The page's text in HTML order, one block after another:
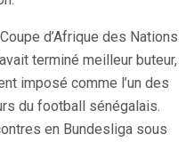
d’Afrique des Nations
terminé meilleur buteur,
imposé comme l’un des
du football sénégalais.
en Bundesliga sous